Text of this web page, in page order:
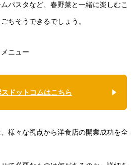
パスタなど、春野菜と一緒に楽しむこ
ちそうできるでしょう。
ニュー
スドットコムはこちら
様々な視点から洋食店の開業成功を全